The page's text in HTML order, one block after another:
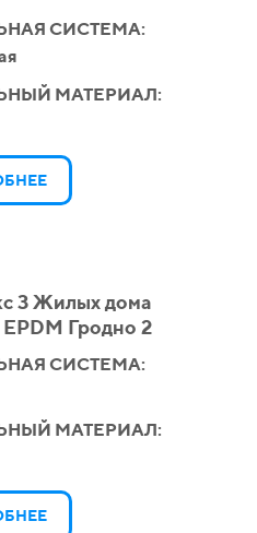
СИСТЕМА:
МАТЕРИАЛ:
3 Жилых дома
Гродно 2
СИСТЕМА:
МАТЕРИАЛ: